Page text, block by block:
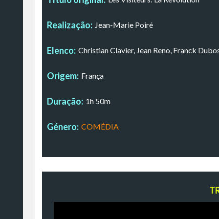
Realização: Jean-Marie Poiré
Elenco: Christian Clavier, Jean Reno, Franck
Origem: França
Duração: 1h 50m
Género: COMÉDIA